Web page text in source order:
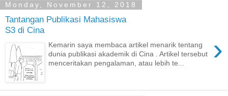
Monday, November 12, 2018
Tantangan Publikasi Mahasiswa
S3 di Cina
›
Kemarin saya membaca artikel menarik tentang
dunia publikasi akademik di Cina . Artikel tersebut
menceritakan pengalaman, atau lebih te...